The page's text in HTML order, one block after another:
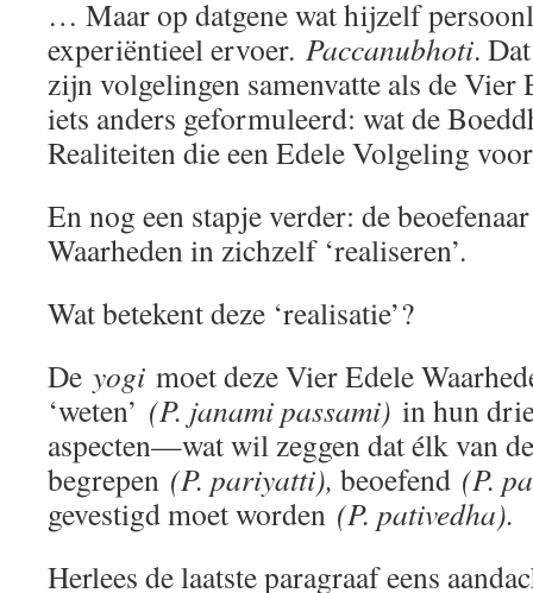
… Maar op datgene wat hijzelf
experiëntieel ervoer. Paccanubhoti.
zijn volgelingen samenvatte als de Vier
iets anders geformuleerd: wat de
Realiteiten die een Edele Volgeling
En nog een stapje verder: de
Waarheden in zichzelf ‘realiseren’.
Wat betekent deze ‘realisatie’?
De yogi moet deze Vier Edele
‘weten’ (P. janami passami) in hun
aspecten—wat wil zeggen dat élk van
begrepen (P. pariyatti), beoefend (P.
gevestigd moet worden (P. pativedha).
Herlees de laatste paragraaf eens